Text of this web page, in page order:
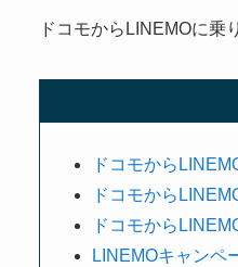
ドコモからLINEMOに乗
ドコモから
ドコモから
ドコモから
LINEMOキャンペ